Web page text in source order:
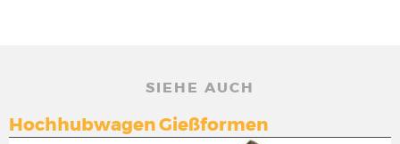
SIEHE AUCH
Hochhubwagen Gießformen